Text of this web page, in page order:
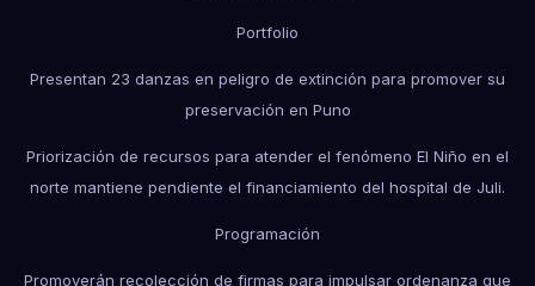
Portfolio
Presentan 23 danzas en peligro de extinción para promover su
preservación en Puno
Priorización de recursos para atender el fenómeno El Niño en el
norte mantiene pendiente el financiamiento del hospital de Juli.
Programación
Promoverán recolección de firmas para impulsar ordenanza que